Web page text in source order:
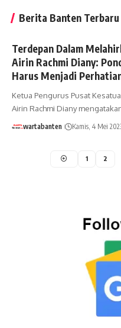
Berita Banten Terbaru
Terdepan Dalam
Airin Rachmi Diany:
Harus Menjadi
Ketua Pengurus Pusat
Airin Rachmi Diany
wartabanten Kamis, 4 Mei
1 2